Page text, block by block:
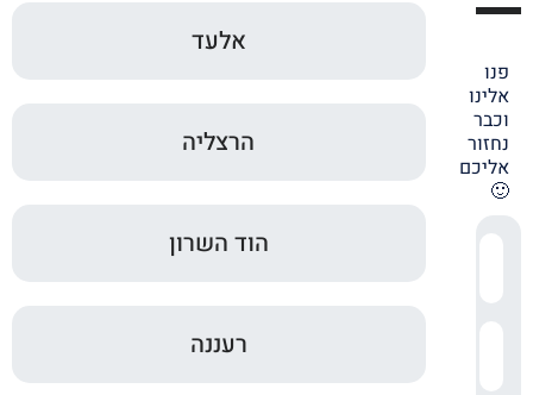
פנו
אלינו
וכבר
נחזור
אליכם
🙂
אלעד
הרצליה
הוד השרון
רעננה